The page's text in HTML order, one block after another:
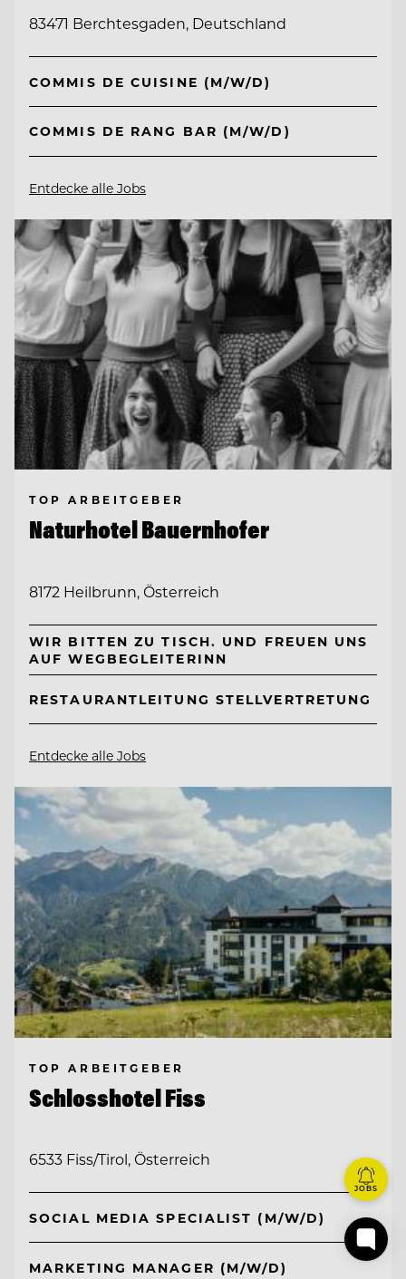
83471 Berchtesgaden, Deutschland
COMMIS DE CUISINE (M/W/D)
COMMIS DE RANG BAR (M/W/D)
Entdecke alle Jobs
TOP ARBEITGEBER
Naturhotel Bauernhofer
8172 Heilbrunn, Österreich
WIR BITTEN ZU TISCH. UND FREUEN UNS
AUF WEGBEGLEITERINN
RESTAURANTLEITUNG STELLVERTRETUNG
Entdecke alle Jobs
TOP ARBEITGEBER
Schlosshotel Fiss
6533 Fiss/Tirol, Österreich
SOCIAL MEDIA SPECIALIST (M/W/D)
MARKETING MANAGER (M/W/D)
JOBS